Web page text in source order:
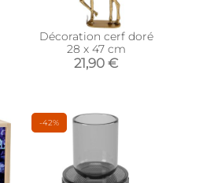
Décoration cerf doré
28 x 47 cm
21,90 €
-42%